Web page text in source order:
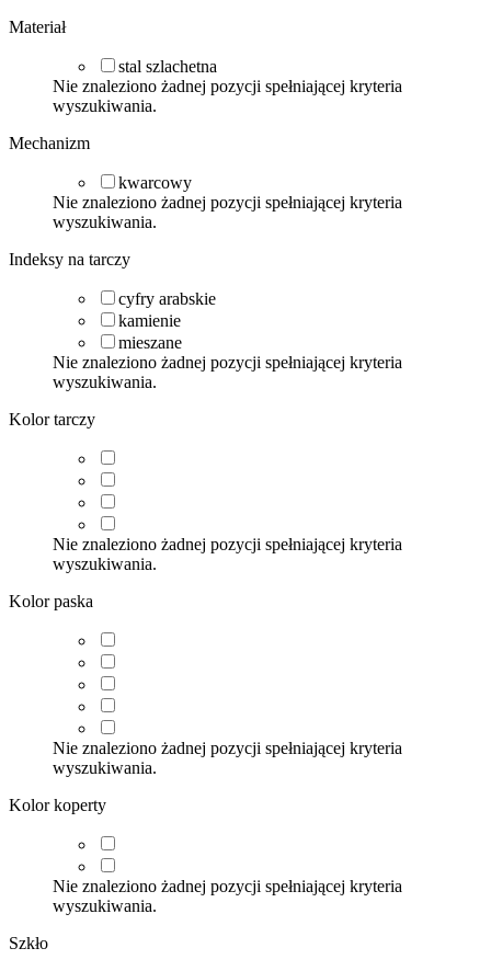
Materiał
stal szlachetna
Nie znaleziono żadnej pozycji spełniającej kryteria
wyszukiwania.
Mechanizm
kwarcowy
Nie znaleziono żadnej pozycji spełniającej kryteria
wyszukiwania.
Indeksy na tarczy
cyfry arabskie
kamienie
mieszane
Nie znaleziono żadnej pozycji spełniającej kryteria
wyszukiwania.
Kolor tarczy
Nie znaleziono żadnej pozycji spełniającej kryteria
wyszukiwania.
Kolor paska
Nie znaleziono żadnej pozycji spełniającej kryteria
wyszukiwania.
Kolor koperty
Nie znaleziono żadnej pozycji spełniającej kryteria
wyszukiwania.
Szkło